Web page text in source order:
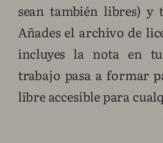
sean también libres) y
Añades el archivo de
incluyes la nota en
trabajo pasa a formar
libre accesible para